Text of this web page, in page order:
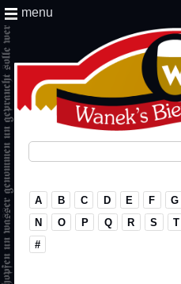
menu
A B C D E F G
N
O P Q R S T
#